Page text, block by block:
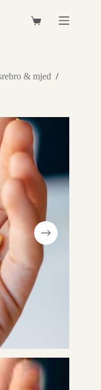
Košarica
& mjed /